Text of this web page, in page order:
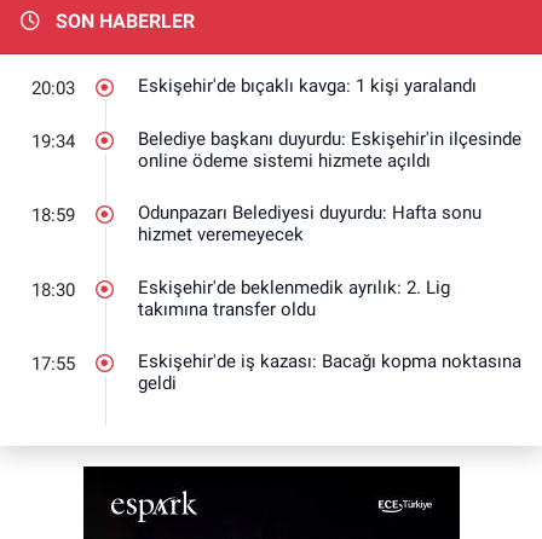
SON HABERLER
20:03 Eskişehir'de bıçaklı kavga: 1 kişi yaralandı
19:34
Belediye başkanı duyurdu: Eskişehir'in ilçesinde
online ödeme sistemi hizmete açıldı
18:59
Odunpazarı Belediyesi duyurdu: Hafta sonu
hizmet veremeyecek
18:30
Eskişehir'de beklenmedik ayrılık: 2. Lig
takımına transfer oldu
17:55
Eskişehir'de iş kazası: Bacağı kopma noktasına
geldi